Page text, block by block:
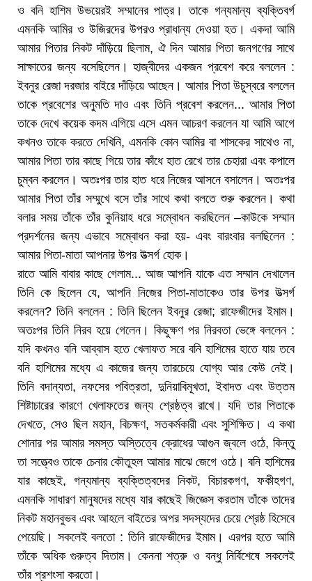
ও বনি হাশিম উভয়েরই সম্মানের পাত্র। তাকে গন্যমান্য ব্যক্তিবর্গ
এমনকি আমির ও উজিরদের উপরও প্রাধান্য দেওয়া হত। একদা আমি
আমার পিতার নিকট দাঁড়িয়ে ছিলাম, ঐ দিন আমার পিতা জনগণের সাথে
সাক্ষাতের জন্য বসেছিলেন। হাজ্বীদের একজন প্রবেশ করে বললেন :
ইবনুর রেজা দরজার বাইরে দাঁড়িয়ে আছেন। আমার পিতা উচুস্বরে বললেন
তাকে প্রবেশের অনুমতি দাও এবং তিনি প্রবেশ করলেন... আমার পিতা
তাকে দেখে কয়েক কদম এগিয়ে এসে এমন আচরণ করলেন যা আমি আগে
কখনও তাকে করতে দেখিনি, এমনকি কোন আমির বা শাসকের সাথেও না,
আমার পিতা তার কাছে গিয়ে তার কাঁধে হাত রেখে তার চেহারা এবং কপালে
চুম্বন করলেন। অতঃপর তার হাত ধরে নিজের আসনে বসালেন। অতঃপর
আমার পিতা তাঁর সম্মুখে বসে তাঁর সাথে কথা বলতে শুরু করলেন। কথা
বলার সময় তাঁকে তাঁর কুনিয়াহ ধরে সম্বোধন করছিলেন –কাউকে সম্মান
প্রদর্শনের জন্য এভাবে সম্বোধন করা হয়- এবং বারংবার বলছিলেন :
আমার পিতা-মাতা আপনার উপর উত্সর্গ হোক।
রাতে আমি বাবার কাছে গেলাম... আজ আপনি যাকে এত সম্মান দেখালেন
তিনি কে ছিলেন যে, আপনি নিজের পিতা-মাতাকেও তার উপর উত্সর্গ
করলেন? তিনি বললেন : তিনি ছিলেন ইবনুর রেজা; রাফেজীদের ইমাম।
অতঃপর তিনি নিরব হয়ে গেলেন। কিছুক্ষণ পর নিরবতা ভেঙ্গে বললেন :
যদি কখনও বনি আব্বাস হতে খেলাফত সরে বনি হাশিমের হাতে যায় তবে
বনি হাশিমের মধ্যে এ কাজের জন্য তারচেয়ে যোগ্য আর কেউ নেই।
তিনি বদান্যতা, নফসের পবিত্রতা, দুনিয়াবিমূখতা, ইবাদত এবং উত্তম
শিষ্টাচারের কারণে খেলাফতের জন্য শ্রেষ্ঠত্ব রাখে। যদি তার পিতাকে
দেখতে, সেও ছিল মহান, বিচক্ষণ, সতকর্মকারী এবং সুশিক্ষিত। এ কথা
শোনার পর আমার সমস্ত অস্তিত্বে ক্রোধের আগুন জ্বলে ওঠে, কিন্তু
তা সত্ত্বেও তাকে চেনার কৌতুহল আমার মাঝে জেগে ওঠে। বনি হাশিমের
যার কাছেই, গন্যমান্য ব্যক্তিত্বদের নিকট, বিচারকগণ, ফকীহগণ,
এমনকি সাধারণ মানুষদের মধ্যে যার কাছেই জিজ্ঞেস করতাম তাঁকে তাদের
নিকট মহানবুভব এবং আহলে বাইতের অপর সদস্যদের চেয়ে শ্রেষ্ঠ হিসেবে
পেয়েছি। সকলেই বলতো : তিনি রাফেজীদের ইমাম। এরপর হতে আমি
তাঁকে অধিক গুরুত্ব দিতাম। কেননা শত্রু ও বন্ধু নির্বিশেষে সকলেই
তাঁর প্রশংসা করতো।